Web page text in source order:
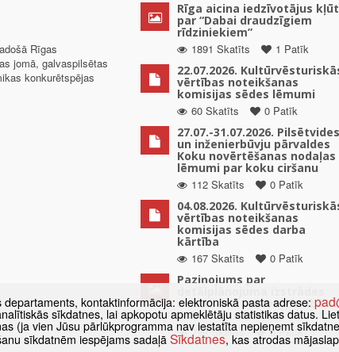
Rīgas
jomā, galvaspilsētas
konkurētspējas
Rīga aicina iedzīvotājus kļūt
par “Dabai draudzīgiem
rīdziniekiem”
1891 Skatīts
1 Patīk
22.07.2026.
vērtības noteikšanas
komisijas sēdes lēmumi
60 Skatīts
0 Patīk
27.07.-31.07.2026. Pilsētvides
un inženierbūvju pārvaldes
Koku novērtēšanas nodaļas
lēmumi par koku ciršanu
112 Skatīts
0 Patīk
04.08.2026.
vērtības noteikšanas
komisijas sēdes darba
kārtība
167 Skatīts
0 Patīk
Paziņojums par
uzsākšanu zemes vienībā
Mūkusalas ielā 82
799 Skatīts
0 Patīk
kontaktinformācija: elektroniskā pasta adrese:
sīkdatnes, lai apkopotu apmeklētāju statistikas datus.
(ja vien Jūsu pārlūkprogramma nav iestatīta nepieņemt
sīkdatnēm iespējams sadaļā Sīkdatnes, kas atrodas